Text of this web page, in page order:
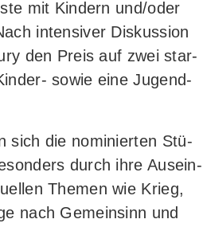
mit Kin­dern und/oder
inten­si­ver Dis­kus­si­on
den Preis auf zwei star­
sowie eine Jugend­
sich die nomi­nier­ten Stü­
durch ihre Aus­ein­
The­men wie Krieg,
nach Gemein­sinn und